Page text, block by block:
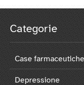
Categorie
Case farmaceutiche
Depressione